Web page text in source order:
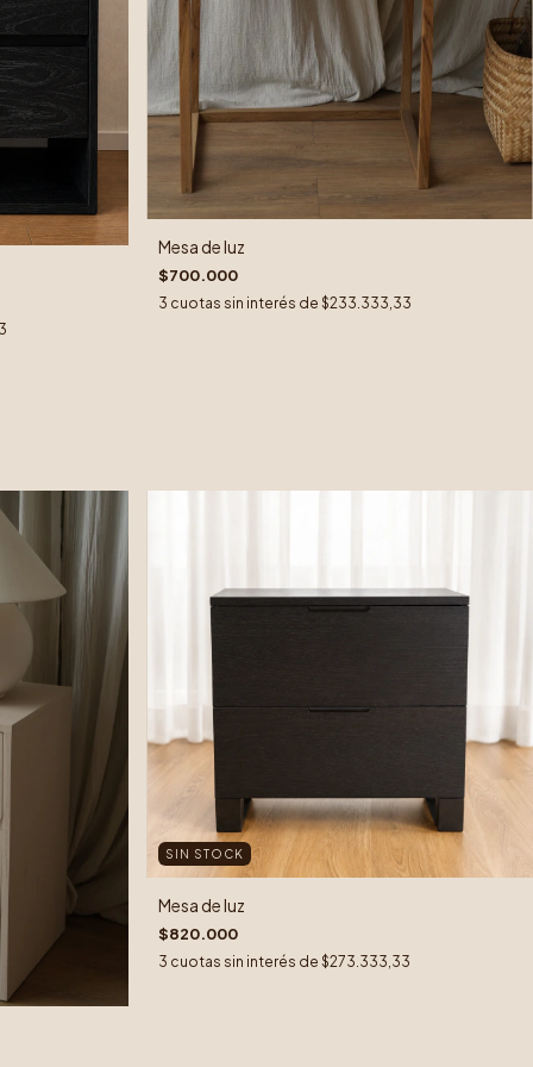
Mesa de luz
$700.000
3 cuotas sin interés de$233.333,33
SIN STOCK
Mesa de luz
$820.000
3 cuotas sin interés de$273.333,33